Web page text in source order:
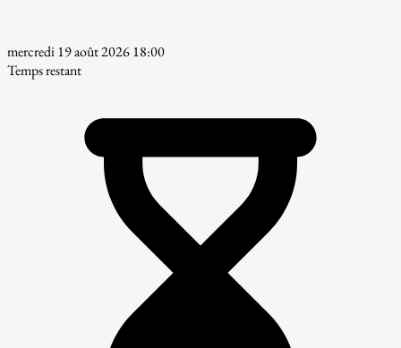
mercredi 19 août 2026 18:00
Temps restant